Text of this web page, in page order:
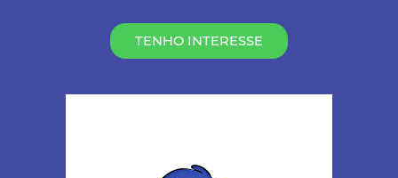
TENHO INTERESSE